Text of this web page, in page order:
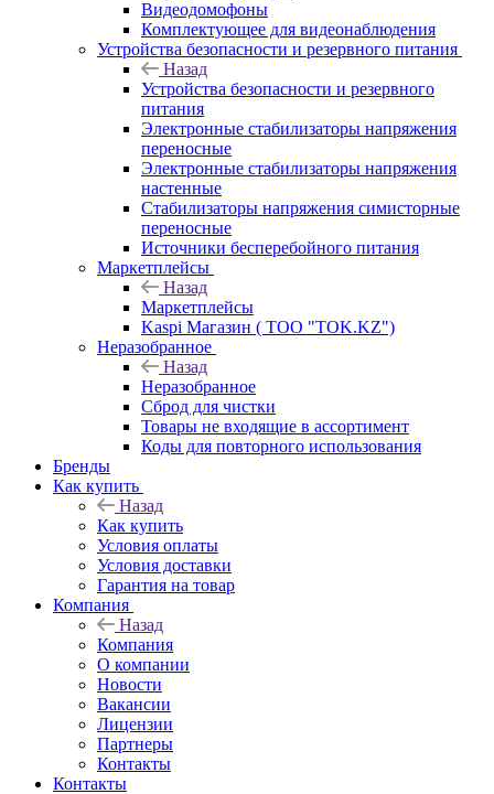
Видеодомофоны
Комплектующее для видеонаблюдения
Устройства безопасности и резервного питания
Назад
Устройства безопасности и резервного
питания
Электронные стабилизаторы напряжения
переносные
Электронные стабилизаторы напряжения
настенные
Стабилизаторы напряжения симисторные
переносные
Источники бесперебойного питания
Маркетплейсы
Назад
Маркетплейсы
Kaspi Магазин ( ТОО "TOK.KZ")
Неразобранное
Назад
Неразобранное
Сброд для чистки
Товары не входящие в ассортимент
Коды для повторного использования
Бренды
Как купить
Назад
Как купить
Условия оплаты
Условия доставки
Гарантия на товар
Компания
Назад
Компания
О компании
Новости
Вакансии
Лицензии
Партнеры
Контакты
Контакты